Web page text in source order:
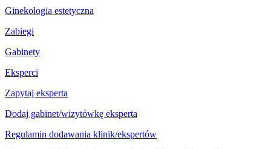
Ginekologia estetyczna
Zabiegi
Gabinety
Eksperci
Zapytaj eksperta
Dodaj gabinet/wizytówkę eksperta
Regulamin dodawania klinik/ekspertów